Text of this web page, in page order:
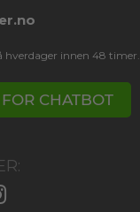
hverdager innen 48 timer.
CHATBOT